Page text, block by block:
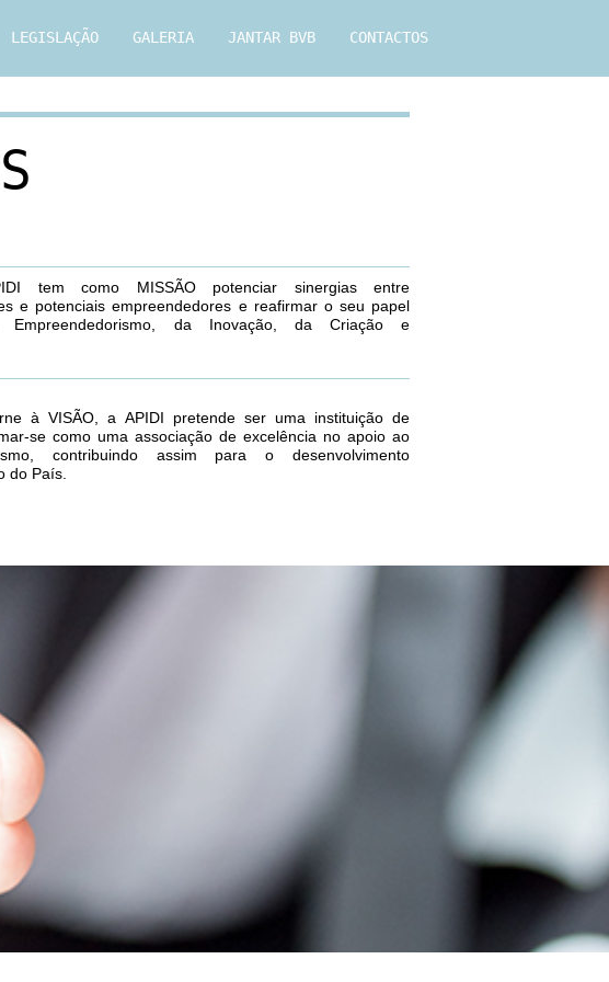
LEGISLAÇÃO GALERIA JANTAR BVB CONTACTOS
tem como MISSÃO potenciar sinergias entre
e potenciais empreendedores e reafirmar o seu papel
da Inovação, da Criação e
à VISÃO, a APIDI pretende ser uma instituição de
se como uma associação de excelência no apoio ao
contribuindo assim para o desenvolvimento
do País.